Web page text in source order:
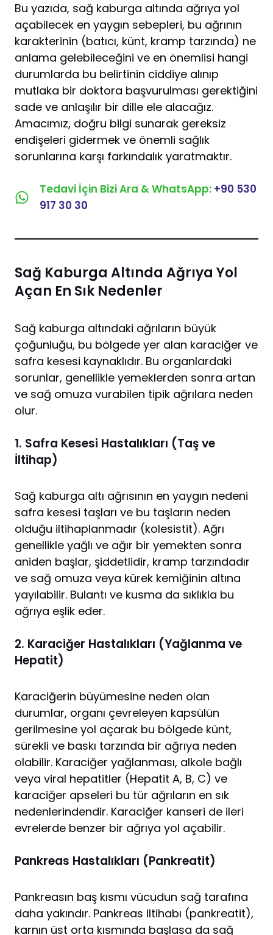
Bu yazıda, sağ kaburga altında ağrıya yol
açabilecek en yaygın sebepleri, bu ağrının
karakterinin (batıcı, künt, kramp tarzında) ne
anlama gelebileceğini ve en önemlisi hangi
durumlarda bu belirtinin ciddiye alınıp
mutlaka bir doktora başvurulması gerektiğini
sade ve anlaşılır bir dille ele alacağız.
Amacımız, doğru bilgi sunarak gereksiz
endişeleri gidermek ve önemli sağlık
sorunlarına karşı farkındalık yaratmaktır.
Tedavi İçin Bizi Ara & WhatsApp: +90 530
917 30 30
Sağ Kaburga Altında Ağrıya Yol
Açan En Sık Nedenler
Sağ kaburga altındaki ağrıların büyük
çoğunluğu, bu bölgede yer alan karaciğer ve
safra kesesi kaynaklıdır. Bu organlardaki
sorunlar, genellikle yemeklerden sonra artan
ve sağ omuza vurabilen tipik ağrılara neden
olur.
1. Safra Kesesi Hastalıkları (Taş ve
İltihap)
Sağ kaburga altı ağrısının en yaygın nedeni
safra kesesi taşları ve bu taşların neden
olduğu iltihaplanmadır (kolesistit). Ağrı
genellikle yağlı ve ağır bir yemekten sonra
aniden başlar, şiddetlidir, kramp tarzındadır
ve sağ omuza veya kürek kemiğinin altına
yayılabilir. Bulantı ve kusma da sıklıkla bu
ağrıya eşlik eder.
2. Karaciğer Hastalıkları (Yağlanma ve
Hepatit)
Karaciğerin büyümesine neden olan
durumlar, organı çevreleyen kapsülün
gerilmesine yol açarak bu bölgede künt,
sürekli ve baskı tarzında bir ağrıya neden
olabilir. Karaciğer yağlanması, alkole bağlı
veya viral hepatitler (Hepatit A, B, C) ve
karaciğer apseleri bu tür ağrıların en sık
nedenlerindendir. Karaciğer kanseri de ileri
evrelerde benzer bir ağrıya yol açabilir.
Pankreas Hastalıkları (Pankreatit)
Pankreasın baş kısmı vücudun sağ tarafına
daha yakındır. Pankreas iltihabı (pankreatit),
karnın üst orta kısmında başlasa da sağ